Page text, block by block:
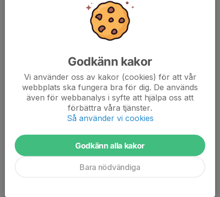
Damjunior | Ingarö Sporthall
F2009/2010 | Österåkers Multiarena
F2011/2012 | Österåkers Multiarena
P Röd 2012 | Hägerneholmshallen
SÖNDAG
HJ | Björkebyhallen
Dela nyhet
Godkänn kakor
Vi använder oss av kakor (cookies) för att vår
webbplats ska fungera bra för dig. De används
även för webbanalys i syfte att hjälpa oss att
förbättra våra tjänster.
Så använder vi cookies
Godkänn alla kakor
Bara nödvändiga